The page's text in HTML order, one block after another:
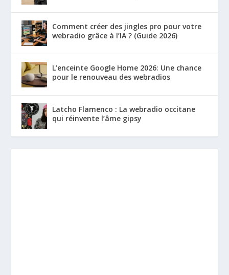
Comment créer des jingles pro pour votre
webradio grâce à l’IA ? (Guide 2026)
L’enceinte Google Home 2026: Une chance
pour le renouveau des webradios
Latcho Flamenco : La webradio occitane
qui réinvente l’âme gipsy